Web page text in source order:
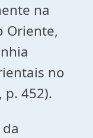
na
Oriente,
no
p. 452).